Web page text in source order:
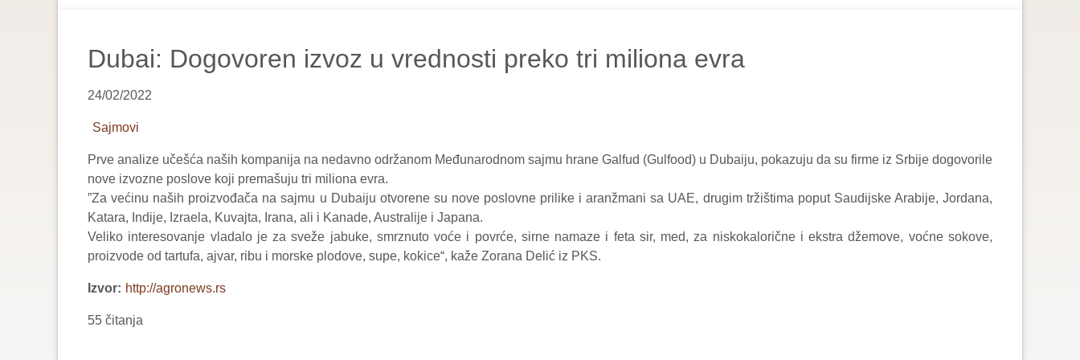
Dubai: Dogovoren izvoz u vrednosti preko tri miliona evra
24/02/2022
Sajmovi
Prve analize učešća naših kompanija na nedavno održanom Međunarodnom sajmu hrane Galfud (Gulfood) u Dubaiju, pokazuju da su firme iz Srbije dogovorile
nove izvozne poslove koji premašuju tri miliona evra.
”Za većinu naših proizvođača na sajmu u Dubaiju otvorene su nove poslovne prilike i aranžmani sa UAE, drugim tržištima poput Saudijske Arabije, Jordana,
Katara, Indije, Izraela, Kuvajta, Irana, ali i Kanade, Australije i Japana.
Veliko interesovanje vladalo je za sveže jabuke, smrznuto voće i povrće, sirne namaze i feta sir, med, za niskokalorične i ekstra džemove, voćne sokove,
proizvode od tartufa, ajvar, ribu i morske plodove, supe, kokice“, kaže Zorana Delić iz PKS.
Izvor http://agronews.rs
55 čitanja